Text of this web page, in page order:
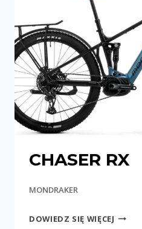
CHASER RX
MONDRAKER
DOWIEDZ SIĘ WIĘCEJ CHASER